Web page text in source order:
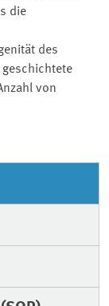
die
des
von